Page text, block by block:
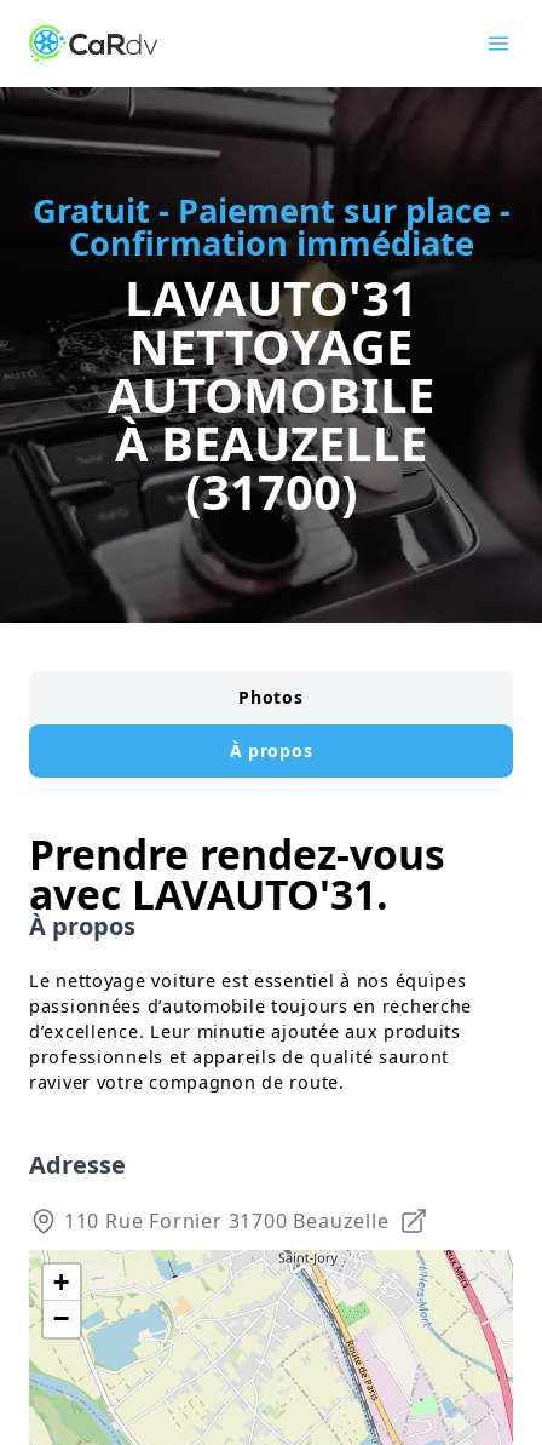
Gratuit - Paiement sur place -
Confirmation immédiate
LAVAUTO'31
NETTOYAGE
AUTOMOBILE
À BEAUZELLE
(31700)
Photos
À propos
Prendre rendez-vous
avec LAVAUTO'31.
À propos
Le nettoyage voiture est essentiel à nos équipes
passionnées d’automobile toujours en recherche
d’excellence. Leur minutie ajoutée aux produits
professionnels et appareils de qualité sauront
raviver votre compagnon de route.
Adresse
110 Rue Fornier 31700 Beauzelle
+
−